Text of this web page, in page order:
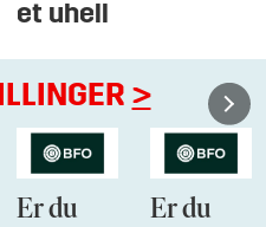
et uhell
>
Er du
Er du